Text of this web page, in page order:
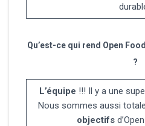
Qu’est-ce qui rend Open
?
L’équipe !!! Il y a une
Nous sommes aussi
objectifs